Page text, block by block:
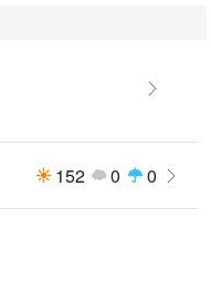
152 0 0